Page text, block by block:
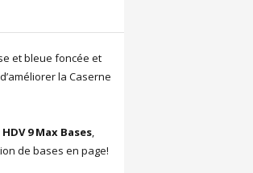
et bleue foncée et
la Caserne
HDV 9 Max Bases,
de bases en page!